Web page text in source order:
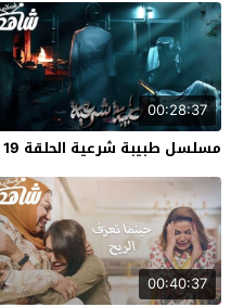
00:28:37
مسلسل طبيبة شرعية الحلقة 19
00:40:37